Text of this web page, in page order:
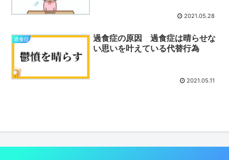
2021.05.28
過食症
過食症の原因 過食症は晴らせな
い思いを叶えている代替行為
2021.05.11